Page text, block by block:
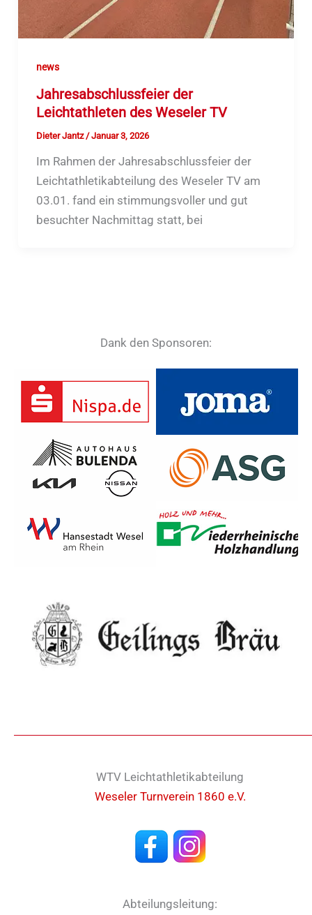
news
Jahresabschlussfeier der
Leichtathleten des Weseler TV
Dieter Jantz/Januar 3, 2026
Im Rahmen der Jahresabschlussfeier der
Leichtathletikabteilung des Weseler TV am
03.01. fand ein stimmungsvoller und gut
besuchter Nachmittag statt, bei
Dank den Sponsoren:
WTV Leichtathletikabteilung
Weseler Turnverein 1860 e.V.
Abteilungsleitung: